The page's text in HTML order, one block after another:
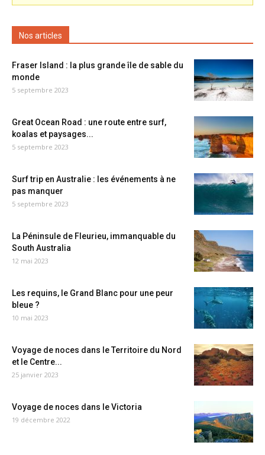
Nos articles
Fraser Island : la plus grande île de sable du
monde
5 septembre 2023
Great Ocean Road : une route entre surf,
koalas et paysages...
5 septembre 2023
Surf trip en Australie : les événements à ne
pas manquer
5 septembre 2023
La Péninsule de Fleurieu, immanquable du
South Australia
12 mai 2023
Les requins, le Grand Blanc pour une peur
bleue ?
10 mai 2023
Voyage de noces dans le Territoire du Nord
et le Centre...
25 janvier 2023
Voyage de noces dans le Victoria
19 décembre 2022